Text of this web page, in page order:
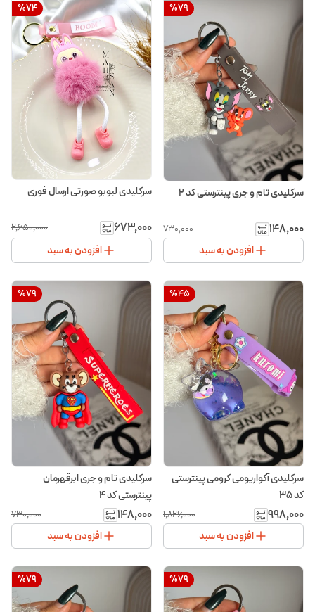
%79
سرکلیدی تام و جری پینترستی کد ۲
۱۴۸٬۰۰۰ ۷۳۰٬۰۰۰
افزودن به سبد
%74
سرکلیدی لبوبو صورتی ارسال فوری
۶۷۳٬۰۰۰ ۲٬۶۵۰٬۰۰۰
افزودن به سبد
%45
سرکلیدی آکواریومی کرومی پینترستی
کد ۳۵
۹۹۸٬۰۰۰ ۱٬۸۲۶٬۰۰۰
افزودن به سبد
%79
سرکلیدی تام و جری ابرقهرمان
پینترستی کد ۴
۱۴۸٬۰۰۰ ۷۳۰٬۰۰۰
افزودن به سبد
%79
%79